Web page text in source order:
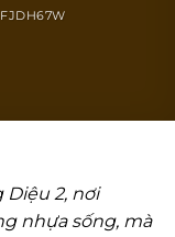
Diệu 2, nơi
nhựa sống, mà